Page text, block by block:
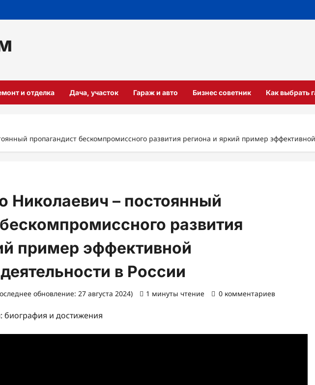
и отделка Дача, участок Гараж и авто Бизнес советник Как выбрать
пропагандист бескомпромиссного развития региона и яркий пример
Николаевич – постоянный
развития
пример эффективной
в России
обновление: 27 августа 2024) 1 минуты чтение 0 комментариев